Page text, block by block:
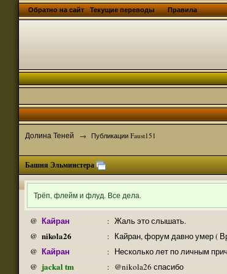
Обратно на сайт Текущие переводы Правила
Долина Теней → Публикации Faust151
Башня Эльминстера
Трёп, флейм и флуд. Все дела.
@ Кайран : Жаль это слышать.
@ nikola26 : Кайран, форум давно умер (
@ Кайран : Несколько лет по личным
@ jackal tm : @nikola26 спасибо